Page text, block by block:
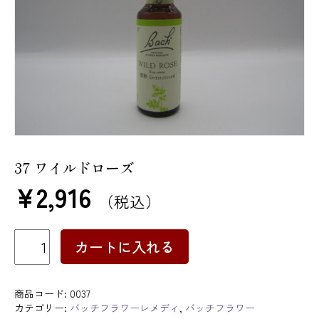
37 ワイルドローズ
¥2,916 （税込）
イ
ド
ロ
カートに入れる
商品コード: 0037
カテゴリー: バッチフラワーレメディ , バッチフラワー